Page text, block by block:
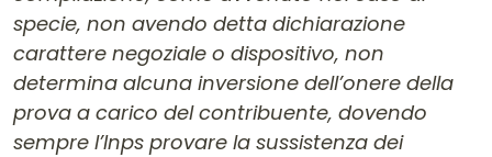
specie, non avendo detta dichiarazione
carattere negoziale o dispositivo, non
determina alcuna inversione dell’onere della
prova a carico del contribuente, dovendo
sempre l’Inps provare la sussistenza dei